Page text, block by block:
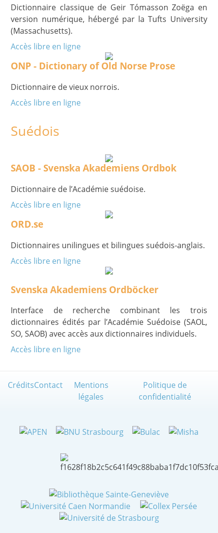
Dictionnaire classique de Geir Tómasson Zoëga en
version numérique, hébergé par la Tufts University
(Massachusetts).
Accès libre en ligne
ONP - Dictionary of Old Norse Prose
Dictionnaire de vieux norrois.
Accès libre en ligne
Suédois
SAOB - Svenska Akademiens Ordbok
Dictionnaire de l’Académie suédoise.
Accès libre en ligne
ORD.se
Dictionnaires unilingues et bilingues suédois-anglais.
Accès libre en ligne
Svenska Akademiens Ordböcker
Interface de recherche combinant les trois
dictionnaires édités par l’Académie Suédoise (SAOL,
SO, SAOB) avec accès aux dictionnaires individuels.
Accès libre en ligne
CréditsContact
Mentions
légales
Politique de
confidentialité